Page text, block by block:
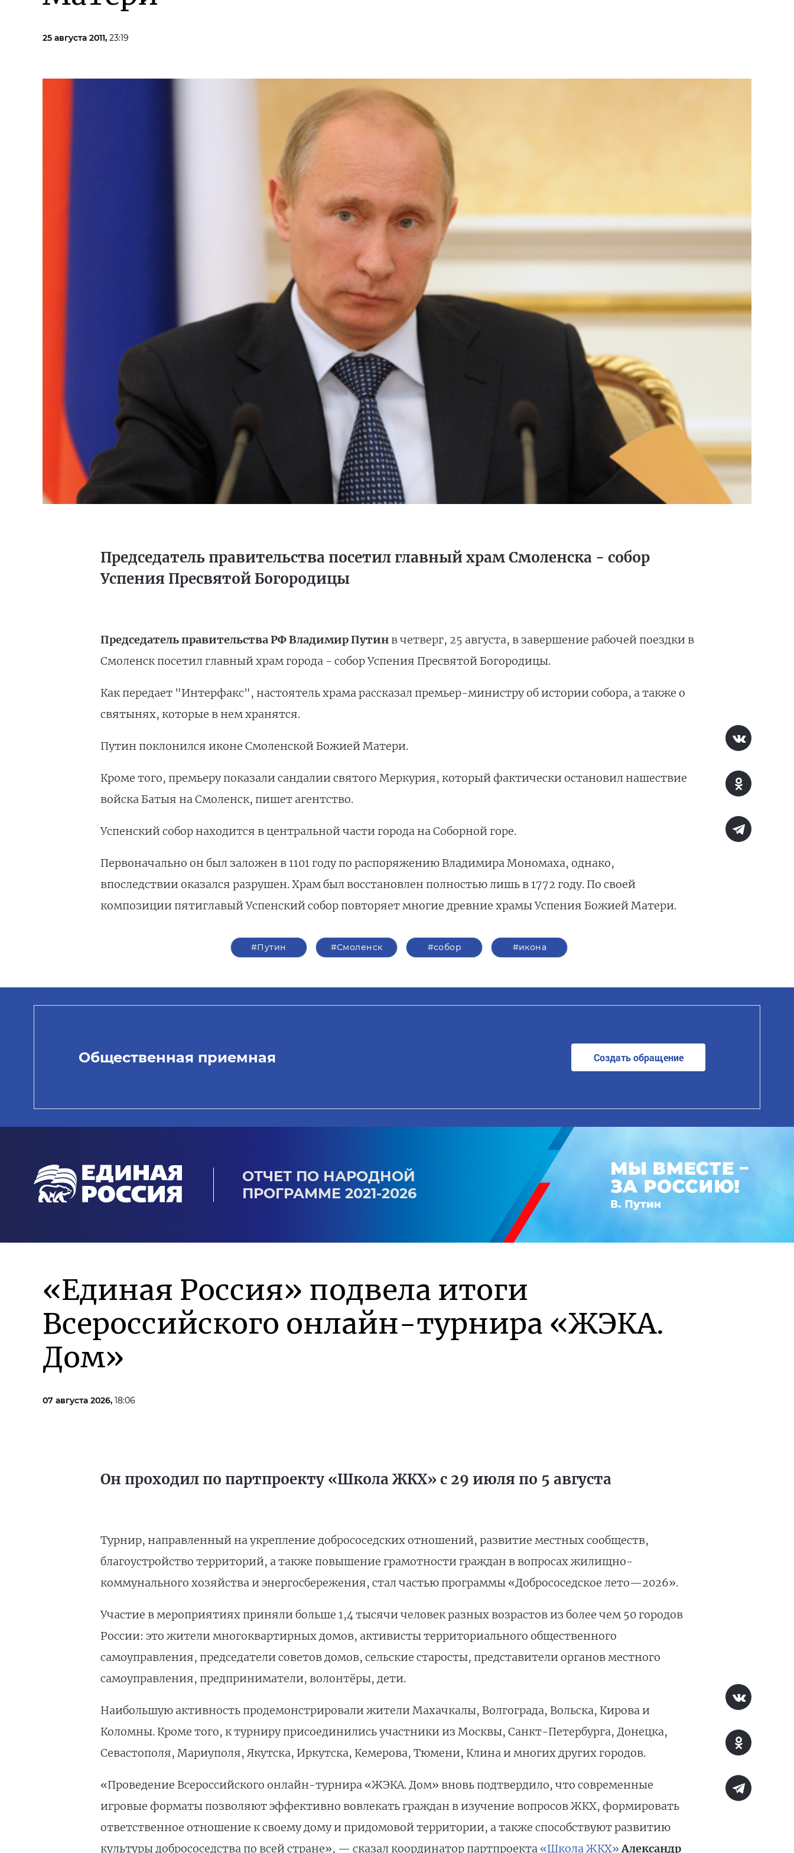
25 августа 2011, 23:19
Председатель правительства посетил главный храм Смоленска - собор
Успения Пресвятой Богородицы
Председатель правительства РФ Владимир Путинв четверг, 25 августа, в завершение рабочей поездки в
Смоленск посетил главный храм города - собор Успения Пресвятой Богородицы.
Как передает "Интерфакс", настоятель храма рассказал премьер-министру об истории собора, а также о
святынях, которые в нем хранятся.
Путин поклонился иконе Смоленской Божией Матери.
Кроме того, премьеру показали сандалии святого Меркурия, который фактически остановил нашествие
войска Батыя на Смоленск, пишет агентство.
Успенский собор находится в центральной части города на Соборной горе.
Первоначально он был заложен в 1101 году по распоряжению Владимира Мономаха, однако,
впоследствии оказался разрушен. Храм был восстановлен полностью лишь в 1772 году. По своей
композиции пятиглавый Успенский собор повторяет многие древние храмы Успения Божией Матери.
#Путин #Смоленск #собор #икона
Общественная приемная Создать обращение
ОТЧЕТ ПО НАРОДНОЙ
ПРОГРАММЕ 2021-2026
«Единая Россия» подвела итоги
Всероссийского онлайн-турнира «ЖЭКА.
Дом»
07 августа 2026, 18:06
Он проходил по партпроекту «Школа ЖКХ» с 29 июля по 5 августа
Турнир, направленный на укрепление добрососедских отношений, развитие местных сообществ,
благоустройство территорий, а также повышение грамотности граждан в вопросах жилищно-
коммунального хозяйства и энергосбережения, стал частью программы «Добрососедское лето—2026».
Участие в мероприятиях приняли больше 1,4 тысячи человек разных возрастов из более чем 50 городов
России: это жители многоквартирных домов, активисты территориального общественного
самоуправления, председатели советов домов, сельские старосты, представители органов местного
самоуправления, предприниматели, волонтёры, дети.
Наибольшую активность продемонстрировали жители Махачкалы, Волгограда, Вольска, Кирова и
Коломны. Кроме того, к турниру присоединились участники из Москвы, Санкт-Петербурга, Донецка,
Севастополя, Мариуполя, Якутска, Иркутска, Кемерова, Тюмени, Клина и многих других городов.
«Проведение Всероссийского онлайн-турнира «ЖЭКА. Дом» вновь подтвердило, что современные
игровые форматы позволяют эффективно вовлекать граждан в изучение вопросов ЖКХ, формировать
ответственное отношение к своему дому и придомовой территории, а также способствуют развитию
культуры добрососедства по всей стране», — сказал координатор партпроекта «Школа ЖКХ»Александр